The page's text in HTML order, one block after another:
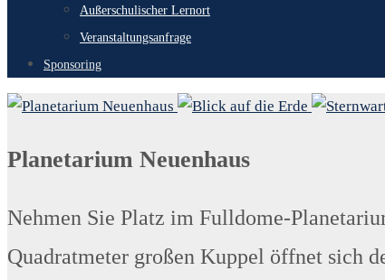
Außerschulischer Lernort
Veranstaltungsanfrage
Sponsoring
Planetarium Neuenhaus
Nehmen Sie Platz im Fulldome-
Quadratmeter großen Kuppel öffnet sich